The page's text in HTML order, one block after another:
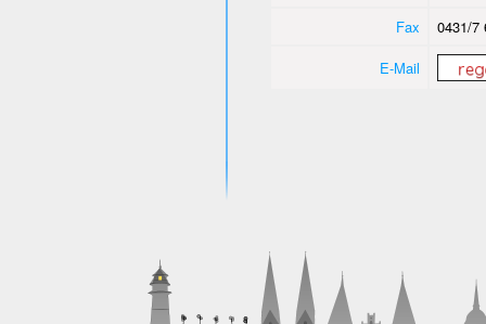
Fax
0431/7
E-Mail